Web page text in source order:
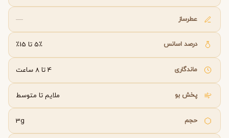
عطرساز —
درصد اسانس 5٪ تا 15٪
ماندگاری 4 تا 8 ساعت
پخش بو ملایم تا متوسط
حجم 3g
محیط‌های اداری، دانشگاه و جلسات آموزشی،